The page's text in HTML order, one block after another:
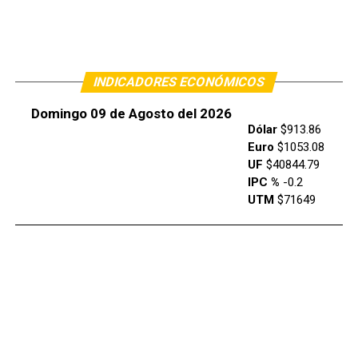
INDICADORES ECONÓMICOS
Domingo 09 de Agosto del 2026
Dólar$913.86
Euro $1053.08
UF $40844.79
IPC % -0.2
UTM$71649